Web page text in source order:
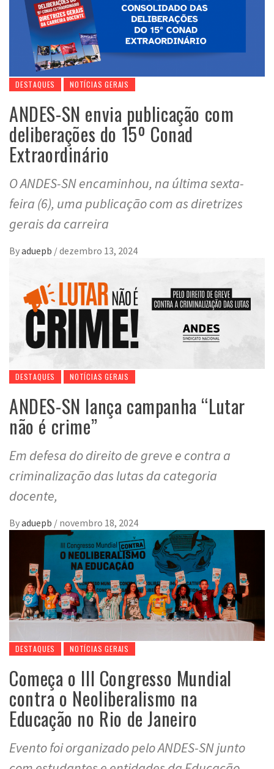
DESTAQUES NOTÍCIAS GERAIS
ANDES-SN envia publicação com
deliberações do 15º Conad
Extraordinário
O ANDES-SN encaminhou, na última sexta-
feira (6), uma publicação com as diretrizes
gerais da carreira
Byaduepb /dezembro 13, 2024
DESTAQUES NOTÍCIAS GERAIS
ANDES-SN lança campanha “Lutar
não é crime”
Em defesa do direito de greve e contra a
criminalização das lutas da categoria
docente,
Byaduepb / novembro 18, 2024
DESTAQUES NOTÍCIAS GERAIS
Começa o III Congresso Mundial
contra o Neoliberalismo na
Educação no Rio de Janeiro
Evento foi organizado pelo ANDES-SN junto